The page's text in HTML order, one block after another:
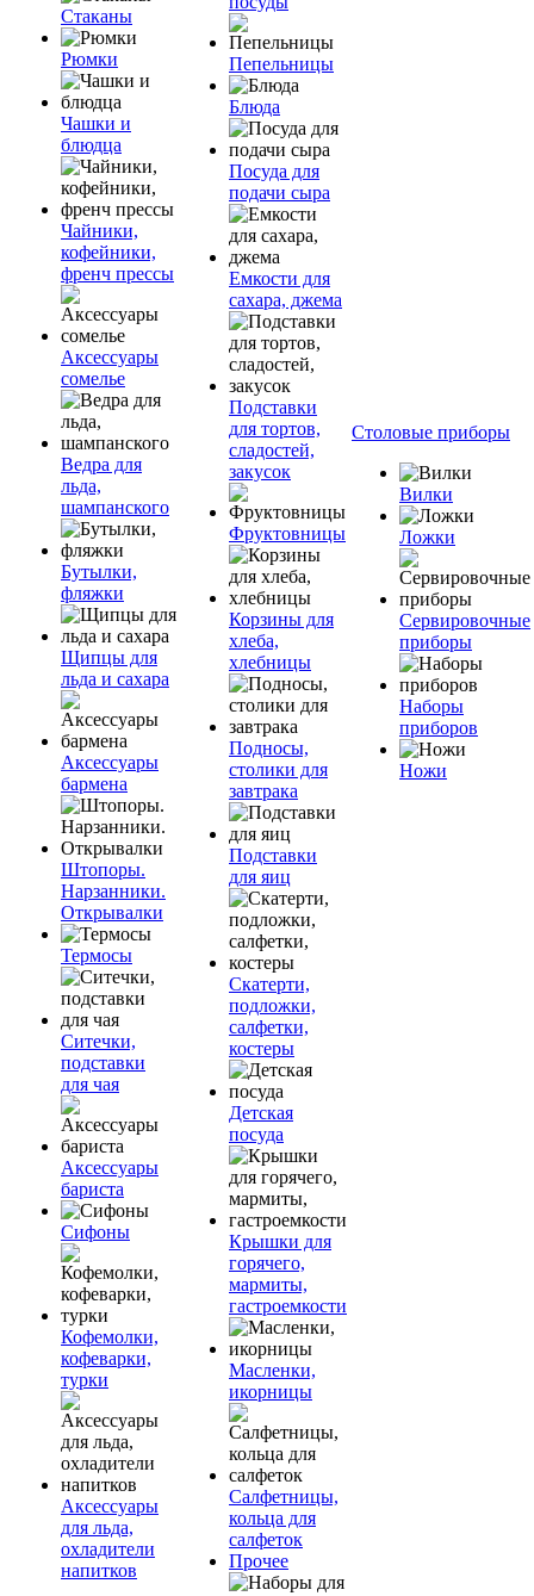
Стаканы
Рюмки
Чашки и
блюдца
Чайники,
кофейники,
френч прессы
Аксессуары
сомелье
Ведра для
льда,
шампанского
Бутылки,
фляжки
Щипцы для
льда и сахара
Аксессуары
бармена
Штопоры.
Нарзанники.
Открывалки
Термосы
Ситечки,
подставки
для чая
Аксессуары
бариста
Сифоны
Кофемолки,
кофеварки,
турки
Аксессуары
для льда,
охладители
напитков
Пепельницы
Блюда
Посуда для
подачи сыра
Емкости для
сахара, джема
Подставки
для тортов,
сладостей,
закусок
Фруктовницы
Корзины для
хлеба,
хлебницы
Подносы,
столики для
завтрака
Подставки
для яиц
Скатерти,
подложки,
салфетки,
костеры
Детская
посуда
Крышки для
горячего,
мармиты,
гастроемкости
Масленки,
икорницы
Салфетницы,
кольца для
салфеток
Прочее
Столовые приборы
Вилки
Ложки
Сервировочные
приборы
Наборы
приборов
Ножи